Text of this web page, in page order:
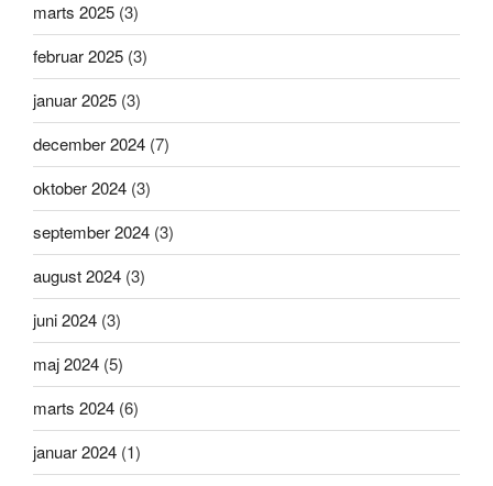
marts 2025 (3)
februar 2025 (3)
januar 2025 (3)
december 2024 (7)
oktober 2024 (3)
september 2024 (3)
august 2024 (3)
juni 2024 (3)
maj 2024 (5)
marts 2024 (6)
januar 2024 (1)